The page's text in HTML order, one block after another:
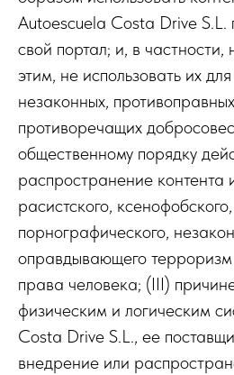
Autoescuela Costa Drive S.L.
свой портал; и, в
этим, не использовать их
незаконных,
противоречащих
общественному порядку
распространение контента
расистского, ксенофобского,
порнографического,
оправдывающего
права человека; (III)
физическим и логическим
Costa Drive S.L., ее
внедрение или